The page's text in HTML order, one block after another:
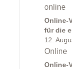
online
Online-
für die
12.
Online
Online-